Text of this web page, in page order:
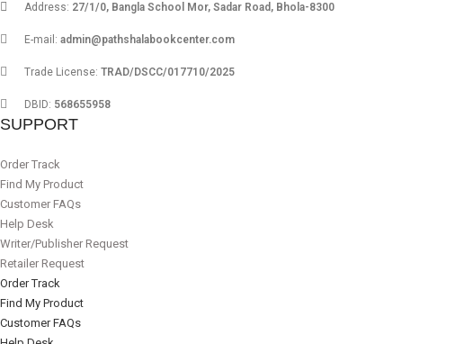
Address: 27/1/0, Bangla School Mor, Sadar Road, Bhola-8300
E-mail: admin@pathshalabookcenter.com
Trade License: TRAD/DSCC/017710/2025
DBID: 568655958
SUPPORT
Order Track
Find My Product
Customer FAQs
Help Desk
Writer/Publisher Request
Retailer Request
Order Track
Find My Product
Customer FAQs